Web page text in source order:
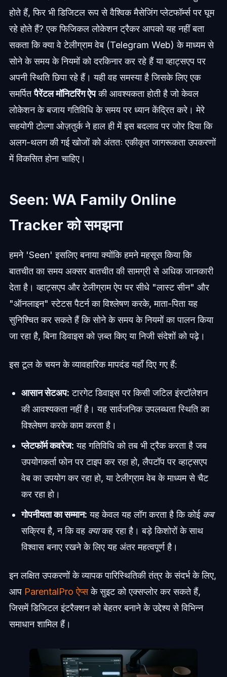
होते हैं, फिर भी डिजिटल रूप से वैश्विक मैसेजिंग प्लेटफॉर्म्स पर घूम
रहे होते हैं? एक फिजिकल लोकेशन ट्रैकर आपको यह नहीं बता
सकता कि क्या वे टेलीग्राम वेब (Telegram Web) के माध्यम से
सोने के समय के नियमों को दरकिनार कर रहे हैं या व्हाट्सएप पर
अपनी स्थिति छिपा रहे हैं। यही वह समस्या है जिसके लिए एक
समर्पितपैरेंटल मॉनिटरिंग ऐपकी आवश्यकता होती है जो केवल
लोकेशन के बजाय गतिविधि के समय पर ध्यान केंद्रित करे। मेरे
सहयोगी टोल्गा ओज़तुर्क ने हाल ही में इस बदलाव पर जोर दिया कि
अलग-थलग की गई खोजों को अंततः एकीकृत जागरूकता उपकरणों
में विकसित होना चाहिए।
Seen: WA Family Online
Tracker को समझना
हमने 'Seen' इसलिए बनाया क्योंकि हमने महसूस किया कि
बातचीत का समय अक्सर बातचीत की सामग्री से अधिक जानकारी
देता है। व्हाट्सएप और टेलीग्राम ऐप पर सीधे "लास्ट सीन" और
"ऑनलाइन" स्टेटस पैटर्न का विश्लेषण करके, माता-पिता यह
सुनिश्चित कर सकते हैं कि सोने के समय के नियमों का पालन किया
जा रहा है, बिना डिवाइस को ज़ब्त किए या निजी संदेशों को पढ़े।
इस टूल के चयन के व्यावहारिक मापदंड यहाँ दिए गए हैं:
आसान सेटअप: टारगेट डिवाइस पर किसी जटिल इंस्टॉलेशन
की आवश्यकता नहीं है। यह सार्वजनिक उपलब्धता स्थिति का
विश्लेषण करके काम करता है।
प्लेटफॉर्म कवरेज: यह गतिविधि को तब भी ट्रैक करता है जब
उपयोगकर्ता फोन पर टाइप कर रहा हो, लैपटॉप पर व्हाट्सएप
वेब का उपयोग कर रहा हो, या टेलीग्राम वेब के माध्यम से चैट
कर रहा हो।
गोपनीयता का सम्मान: यह केवल यह लॉग करता है कि कोई कब
सक्रिय है, न कि वह क्याकह रहा है। बड़े किशोरों के साथ
विश्वास बनाए रखने के लिए यह अंतर महत्वपूर्ण है।
इन लक्षित उपकरणों के व्यापक पारिस्थितिकी तंत्र के संदर्भ के लिए,
आप ParentalPro ऐप्सके सुइट को एक्सप्लोर कर सकते हैं,
जिसमें डिजिटल इंटरैक्शन को बेहतर बनाने के उद्देश्य से विभिन्न
समाधान शामिल हैं।